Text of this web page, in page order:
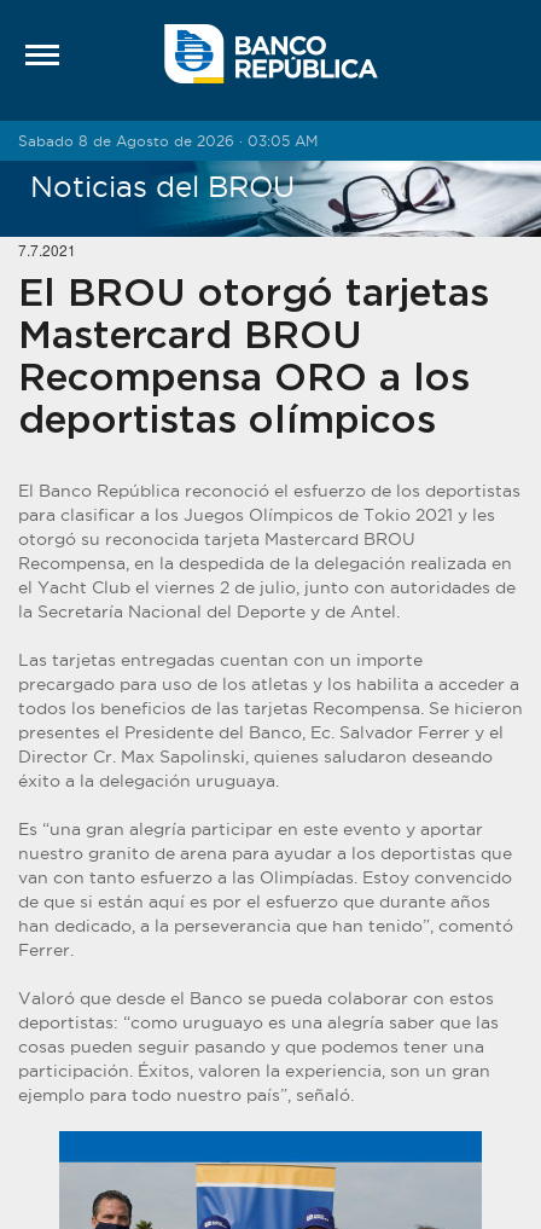
Sabado 8 de Agosto de 2026 · 03:05 AM
Noticias del BROU
7.7.2021
El BROU otorgó tarjetas
Mastercard BROU
Recompensa ORO a los
deportistas olímpicos
El Banco República reconoció el esfuerzo de los deportistas
para clasificar a los Juegos Olímpicos de Tokio 2021 y les
otorgó su reconocida tarjeta Mastercard BROU
Recompensa, en la despedida de la delegación realizada en
el Yacht Club el viernes 2 de julio, junto con autoridades de
la Secretaría Nacional del Deporte y de Antel.
Las tarjetas entregadas cuentan con un importe
precargado para uso de los atletas y los habilita a acceder a
todos los beneficios de las tarjetas Recompensa. Se hicieron
presentes el Presidente del Banco, Ec. Salvador Ferrer y el
Director Cr. Max Sapolinski, quienes saludaron deseando
éxito a la delegación uruguaya.
Es “una gran alegría participar en este evento y aportar
nuestro granito de arena para ayudar a los deportistas que
van con tanto esfuerzo a las Olimpíadas. Estoy convencido
de que si están aquí es por el esfuerzo que durante años
han dedicado, a la perseverancia que han tenido”, comentó
Ferrer.
Valoró que desde el Banco se pueda colaborar con estos
deportistas: “como uruguayo es una alegría saber que las
cosas pueden seguir pasando y que podemos tener una
participación. Éxitos, valoren la experiencia, son un gran
ejemplo para todo nuestro país”, señaló.